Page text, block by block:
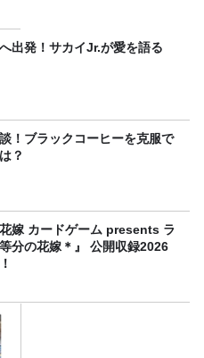
出発！サカイJr.が愛を語る
！ブラックコーヒーを克服で
？
嫁 カードゲーム presents ラ
分の花嫁＊』 公開収録2026